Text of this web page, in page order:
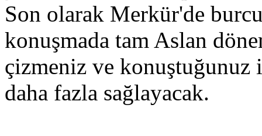
Son olarak Merkür'de
konuşmada tam Aslan
çizmeniz ve konuştuğunuz
daha fazla sağlayacak.